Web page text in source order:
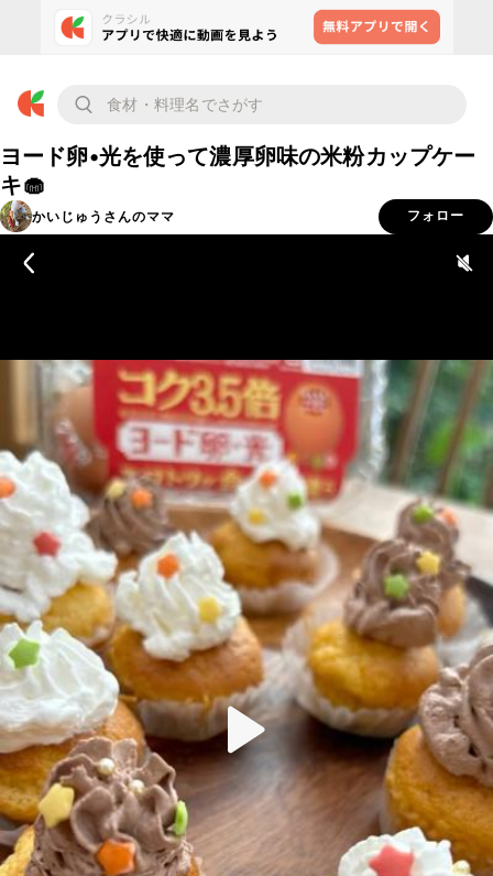
ヨード卵•光を使って濃厚卵味の米粉カップケー
キ🧁
かいじゅうさんのママ フォロー